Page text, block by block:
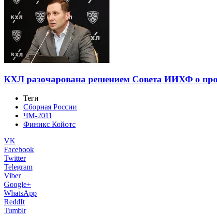
КХЛ разочарована решением Совета ИИХФ о
Теги
Сборная России
ЧМ-2011
Финикс Койотс
VK
Facebook
Twitter
Telegram
Viber
Google+
WhatsApp
ReddIt
Tumblr